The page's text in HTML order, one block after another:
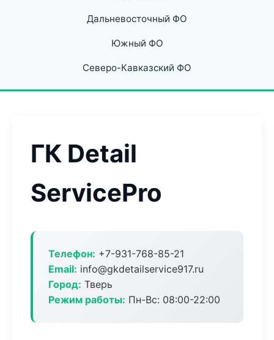
Дальневосточный ФО
Южный ФО
Северо-Кавказский ФО
ГК Detail
ServicePro
Телефон: +7-931-768-85-21
Email: info@gkdetailservice917.ru
Город: Тверь
Режим работы: Пн-Вс: 08:00-22:00